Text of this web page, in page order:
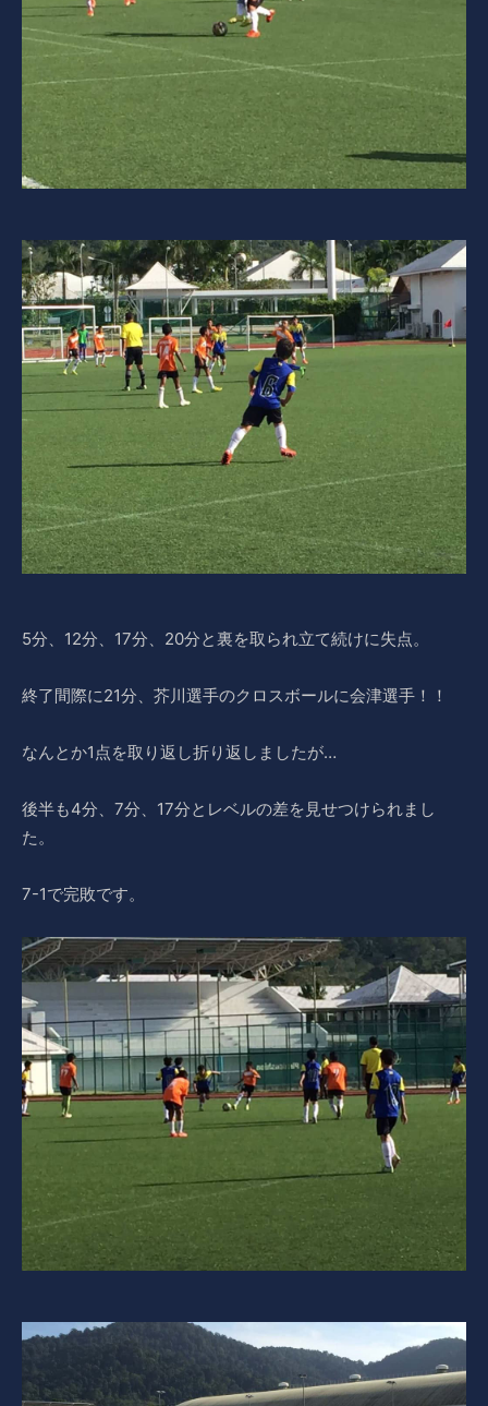
5分、12分、17分、20分と裏を取られ立て続けに失点。
終了間際に21分、芥川選手のクロスボールに会津選手！！
なんとか1点を取り返し折り返しましたが…
後半も4分、7分、17分とレベルの差を見せつけられまし
た。
7-1で完敗です。